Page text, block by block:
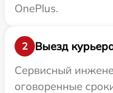
OnePlus.
2
Выезд
Сервисный
оговоренные